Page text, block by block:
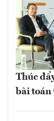
Thúc
bài toán